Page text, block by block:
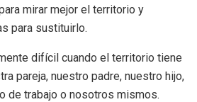
mirar mejor el territorio y
para sustituirlo.
difícil cuando el territorio tiene
pareja, nuestro padre, nuestro hijo,
de trabajo o nosotros mismos.